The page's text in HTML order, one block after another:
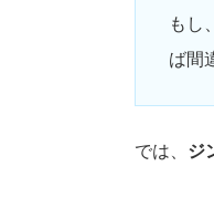
もし
ば間
では、 ジ